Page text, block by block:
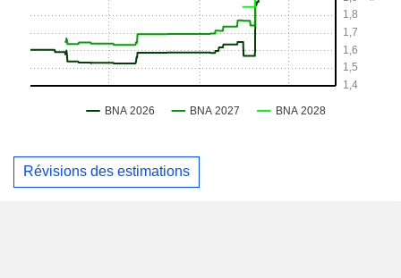
Révisions des estimations